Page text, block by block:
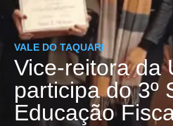
VALE DO TAQUARI
Vice-reitora da
participa do 3º
Educação